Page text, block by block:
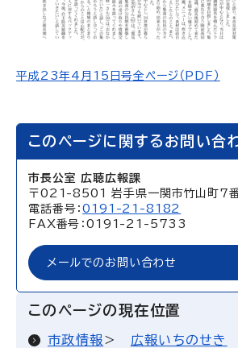
平成23年4月15日号全ページ（PDF）
このページに関するお問い合
市長公室 広聴広報課
〒021-8501 岩手県一関市竹山町7
電話番号：0191-21-8182
FAX番号：0191-21-5733
メールでのお問い合わせ
このページの現在位置
市政情報
広報いちのせき